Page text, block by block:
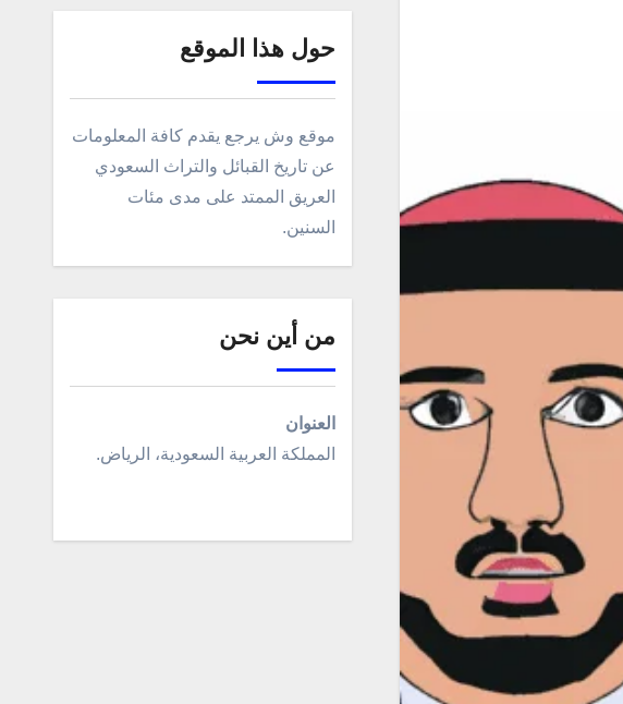
حول هذا الموقع
موقع وش يرجع يقدم كافة المعلومات
عن تاريخ القبائل والتراث السعودي
العريق الممتد على مدى مئات
السنين.
من أين نحن
العنوان
المملكة العربية السعودية، الرياض.